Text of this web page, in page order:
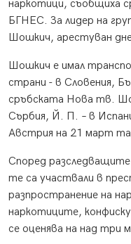
наркотици, съобщиха
БГНЕС. За лидер на
Шошкич, арестуван
Шошкич е имал
страни - в Словения,
сръбската Нова тв.
Сърбия, Й. П. – в
Австрия на 21 март
Според
те са участвали в
разпространение на
наркотиците,
се оценява на над три